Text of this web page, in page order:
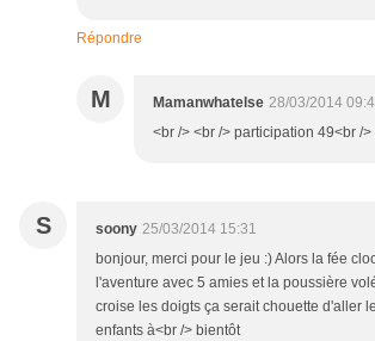
Répondre
M Mamanwhatelse 28/03/2014
<br /> <br /> participation 49<br />
S soony 25/03/2014 15:31
bonjour, merci pour le jeu :) Alors la fée
l'aventure avec 5 amies et la poussière
croise les doigts ça serait chouette d'aller
enfants à<br /> bientôt